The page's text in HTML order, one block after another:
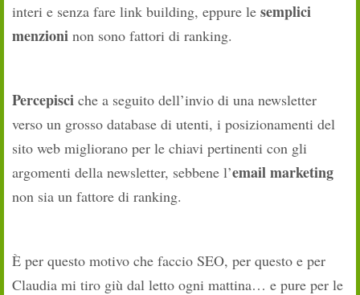
interi e senza fare link building, eppure le semplici
menzioni non sono fattori di ranking.
Percepisci che a seguito dell’invio di una newsletter
verso un grosso database di utenti, i posizionamenti del
sito web migliorano per le chiavi pertinenti con gli
argomenti della newsletter, sebbene l’email marketing
non sia un fattore di ranking.
È per questo motivo che faccio SEO, per questo e per
Claudia mi tiro giù dal letto ogni mattina… e pure per le